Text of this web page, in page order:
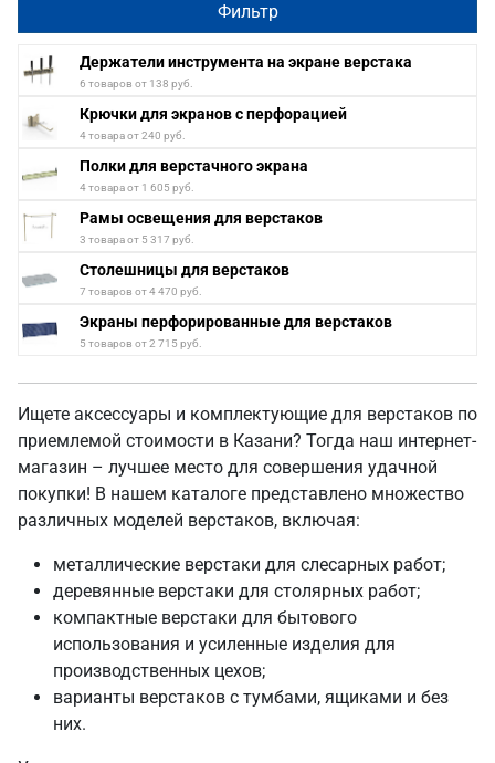
Фильтр
Держатели инструмента на экране верстака
6 товаров от 138 руб.
Крючки для экранов с перфорацией
4 товара от 240 руб.
Полки для верстачного экрана
4 товара от 1 605 руб.
Рамы освещения для верстаков
3 товара от 5 317 руб.
Столешницы для верстаков
7 товаров от 4 470 руб.
Экраны перфорированные для верстаков
5 товаров от 2 715 руб.
Ищете аксессуары и комплектующие для верстаков по
приемлемой стоимости в Казани? Тогда наш интернет-
магазин – лучшее место для совершения удачной
покупки! В нашем каталоге представлено множество
различных моделей верстаков, включая:
металлические верстаки для слесарных работ;
деревянные верстаки для столярных работ;
компактные верстаки для бытового
использования и усиленные изделия для
производственных цехов;
варианты верстаков с тумбами, ящиками и без
них.